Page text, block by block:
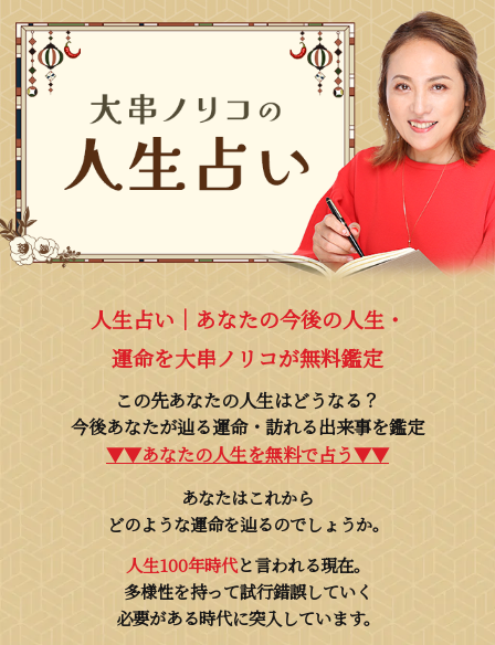
人生占い｜あなたの今後の人生・
運命を大串ノリコが無料鑑定
この先あなたの人生はどうなる？
今後あなたが辿る運命・訪れる出来事を鑑定
▼▼あなたの人生を無料で占う▼▼
あなたはこれから
どのような運命を辿るのでしょうか。
人生100年時代と言われる現在。
多様性を持って試行錯誤していく
必要がある時代に突入しています。